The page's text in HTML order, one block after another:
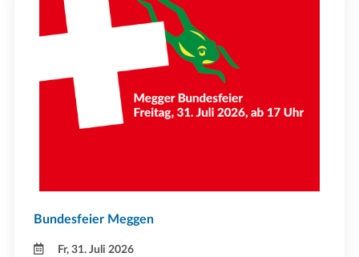
Bundesfeier Meggen
Fr, 31. Juli 2026